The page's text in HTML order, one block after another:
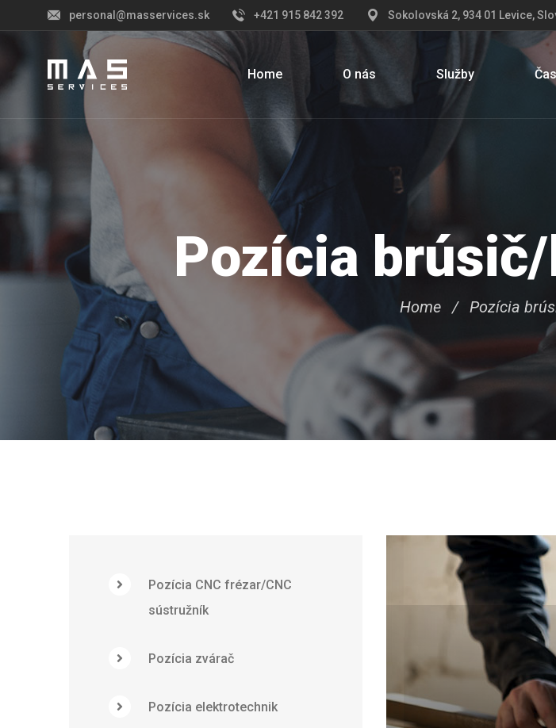
personal@masservices.sk +421 915 842 392 Sokolovská 2, 934 01 Levice,
Home O nás Služby
Pozícia
Home Pozícia
Pozícia CNC frézar/CNC
sústružník
Pozícia zvárač
Pozícia elektrotechnik